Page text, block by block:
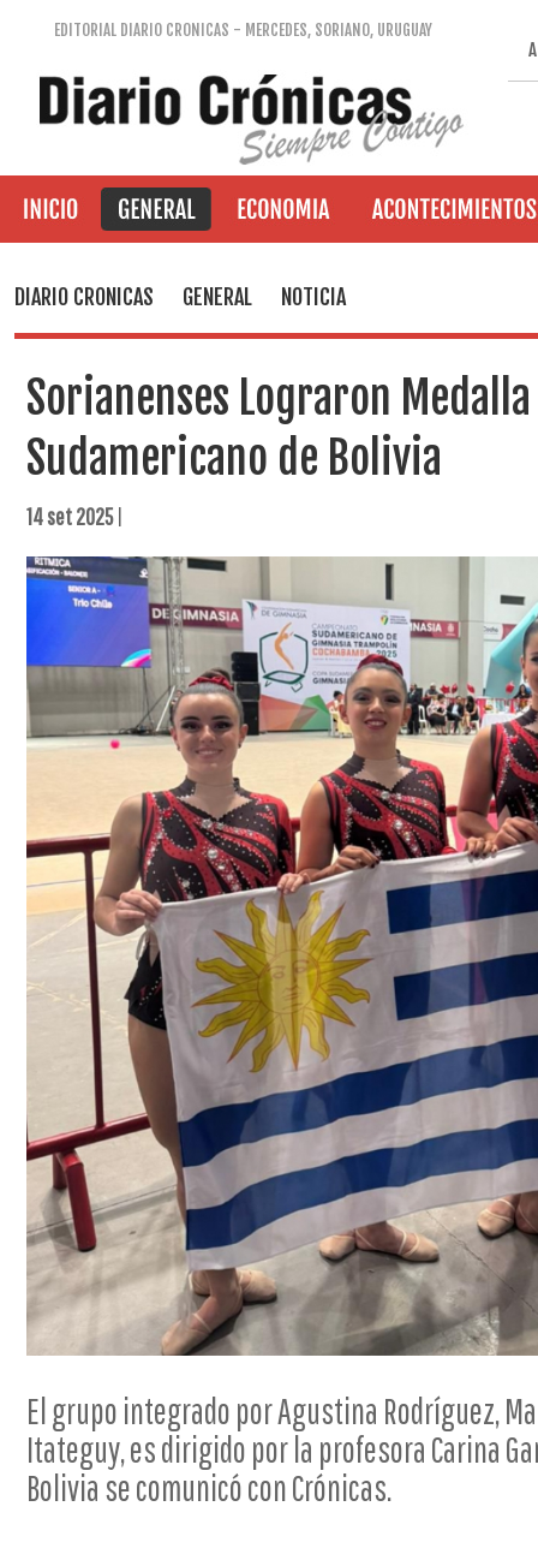
EDITORIAL DIARIO CRONICAS - MERCEDES, SORIANO, URUGUAY
DIARIO CRONICAS GENERAL NOTICIA
Sorianenses Lograron
Sudamericano de Bolivia
14 set 2025|
El grupo integrado por Agustina Rodríguez,
Itateguy, es dirigido por la profesora Carina
Bolivia se comunicó con Crónicas.